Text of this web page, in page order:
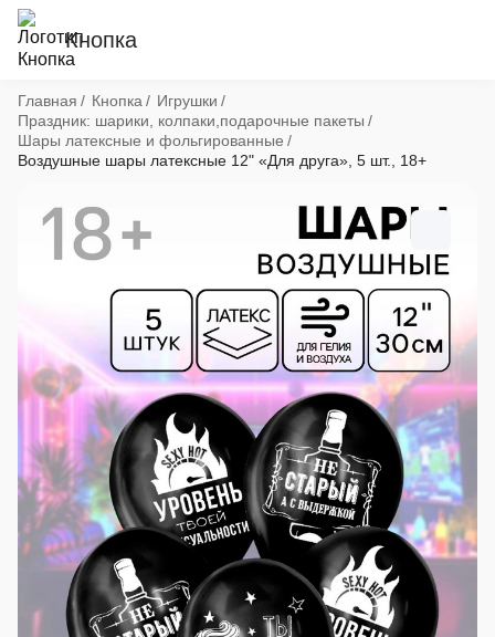
Кнопка
Хлебные крошки
Главная Кнопка
Игрушки
Праздник: шарики, колпаки,подарочные пакеты
Шары латексные и фольгированные
Воздушные шары латексные 12" «Для друга», 5 шт., 18+